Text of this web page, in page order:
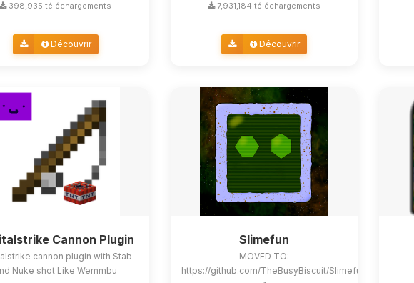
398,935 téléchargements
Découvrir
7,931,184 téléchargements
Découvrir
Cannon Plugin
cannon plugin with Stab
Nuke shot Like Wemmbu
Slimefun
MOVED TO:
https://github.com/TheBusyBiscuit/Slimefun4#slimefun-